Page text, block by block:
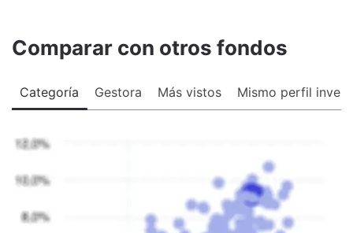
Comparar con otros fondos
Categoría Gestora Más vistos Mismo perfil